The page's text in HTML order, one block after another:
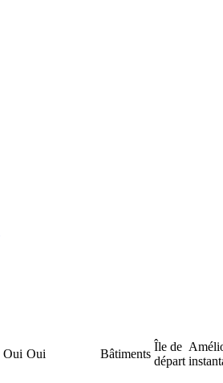
Oui Oui Bâtiments
Île de
départ